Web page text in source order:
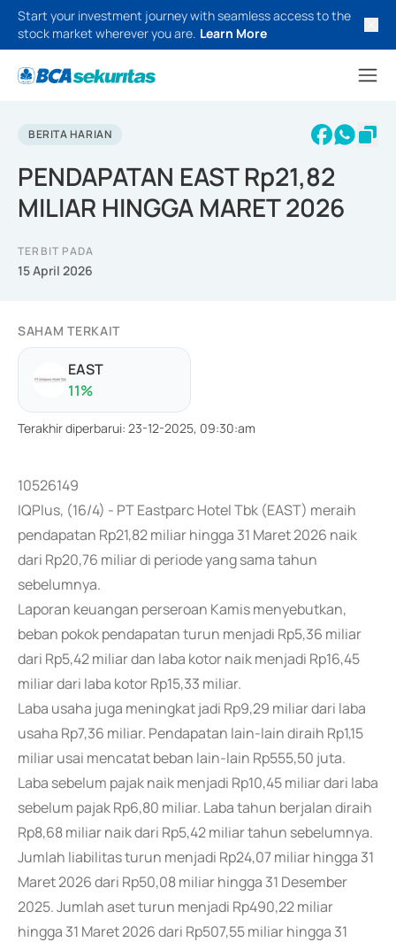
Start your investment journey with seamless access to the
stock market wherever you are. Learn More
BERITA HARIAN
PENDAPATAN EAST Rp21,82
MILIAR HINGGA MARET 2026
TERBIT PADA
15 April 2026
SAHAM TERKAIT
EAST
11%
Terakhir diperbarui: 23-12-2025, 09:30:am
10526149
IQPlus, (16/4) - PT Eastparc Hotel Tbk (EAST) meraih
pendapatan Rp21,82 miliar hingga 31 Maret 2026 naik
dari Rp20,76 miliar di periode yang sama tahun
sebelumnya.
Laporan keuangan perseroan Kamis menyebutkan,
beban pokok pendapatan turun menjadi Rp5,36 miliar
dari Rp5,42 miliar dan laba kotor naik menjadi Rp16,45
miliar dari laba kotor Rp15,33 miliar.
Laba usaha juga meningkat jadi Rp9,29 miliar dari laba
usaha Rp7,36 miliar. Pendapatan lain-lain diraih Rp1,15
miliar usai mencatat beban lain-lain Rp555,50 juta.
Laba sebelum pajak naik menjadi Rp10,45 miliar dari laba
sebelum pajak Rp6,80 miliar. Laba tahun berjalan diraih
Rp8,68 miliar naik dari Rp5,42 miliar tahun sebelumnya.
Jumlah liabilitas turun menjadi Rp24,07 miliar hingga 31
Maret 2026 dari Rp50,08 miliar hingga 31 Desember
2025. Jumlah aset turun menjadi Rp490,22 miliar
hingga 31 Maret 2026 dari Rp507,55 miliar hingga 31